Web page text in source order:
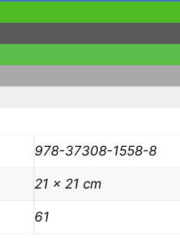
978-37308-1558-8
21 x 21 cm
61